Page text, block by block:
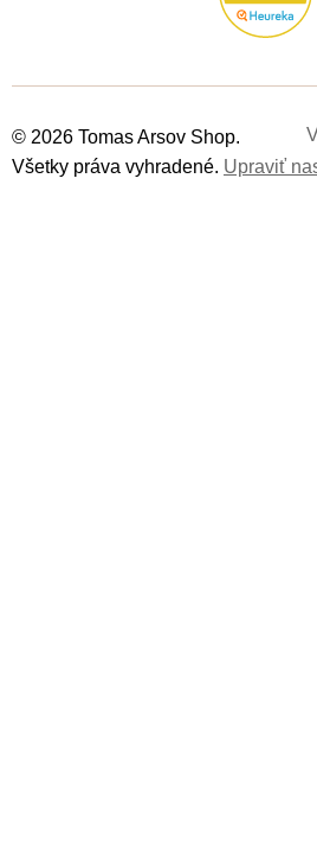
© 2026 Tomas Arsov Shop.
Všetky práva vyhradené. Upraviť